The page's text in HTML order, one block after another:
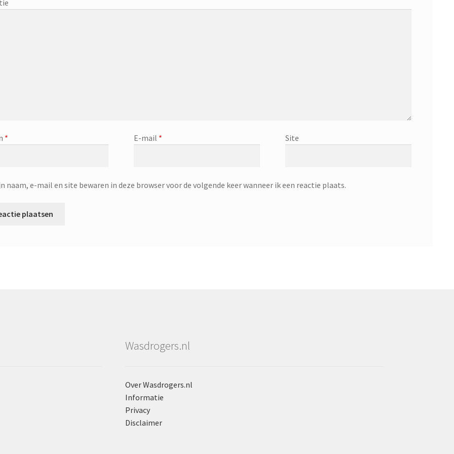
* E-mail * Site
naam, e-mail en site bewaren in deze browser voor de volgende keer wanneer ik een reactie plaats.
Wasdrogers.nl
Over Wasdrogers.nl
Informatie
Privacy
Disclaimer